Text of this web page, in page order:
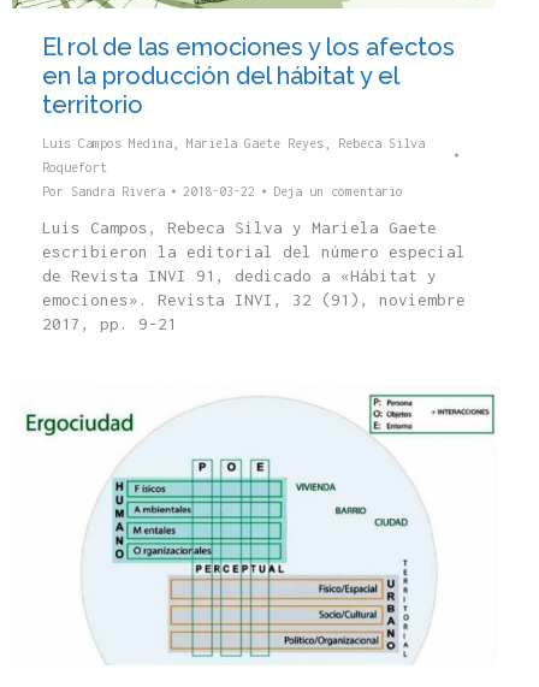
El rol de las emociones y los afectos
en la producción del hábitat y el
territorio
Luis Campos Medina Mariela Gaete Reyes
Rebeca Silva
Roquefort
Por Sandra Rivera 2018-03-22 Deja un comentario
Luis Campos, Rebeca Silva y Mariela Gaete
escribieron la editorial del número especial
de Revista INVI 91, dedicado a «Hábitat y
emociones». Revista INVI, 32 (91), noviembre
2017, pp. 9-21